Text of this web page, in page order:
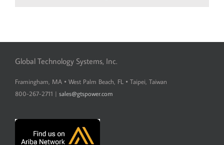
Global Technology Systems, Inc.
Framingham, MA • West Palm Beach, FL • Taipei, Taiwan
800-267-2711 | sales@gtspower.com